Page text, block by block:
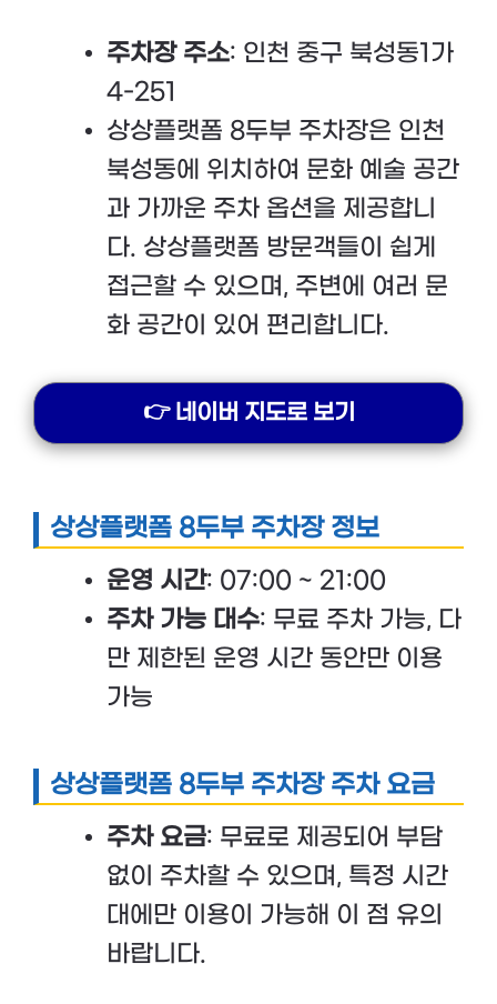
주차장 주소: 인천 중구 북성동1가
4-251
상상플랫폼 8두부 주차장은 인천
북성동에 위치하여 문화 예술 공간
과 가까운 주차 옵션을 제공합니
다. 상상플랫폼 방문객들이 쉽게
접근할 수 있으며, 주변에 여러 문
화 공간이 있어 편리합니다.
👉 네이버 지도로 보기
상상플랫폼 8두부 주차장 정보
운영 시간: 07:00 ~ 21:00
주차 가능 대수: 무료 주차 가능, 다
만 제한된 운영 시간 동안만 이용
가능
상상플랫폼 8두부 주차장 주차 요금
주차 요금: 무료로 제공되어 부담
없이 주차할 수 있으며, 특정 시간
대에만 이용이 가능해 이 점 유의
바랍니다.